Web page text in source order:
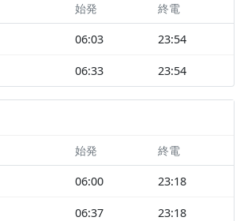
始発 終電
06:03 23:54
06:33 23:54
始発 終電
06:00 23:18
06:37 23:18